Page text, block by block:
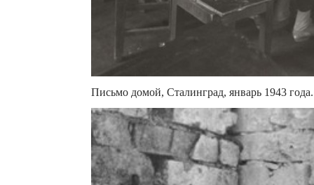
Письмо домой, Сталинград, январь 1943 года.